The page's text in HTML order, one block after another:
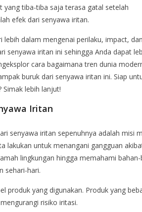
tiba-tiba saja terasa gatal setelah
efek dari senyawa iritan.
dalam mengenai perilaku, impact,
senyawa iritan ini sehingga Anda dapat
cara bagaimana tren dunia
buruk dari senyawa iritan ini. Siap
lebih lanjut!
Iritan
senyawa iritan sepenuhnya adalah misi
lakukan untuk menangani gangguan
lingkungan hingga memahami bahan-
sehari-hari.
produk yang digunakan. Produk yang
risiko iritasi.